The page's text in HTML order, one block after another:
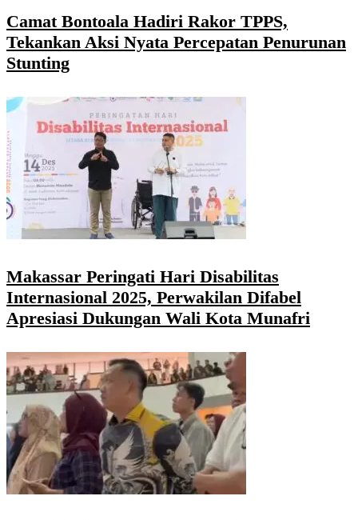
Camat Bontoala Hadiri Rakor TPPS,
Tekankan Aksi Nyata Percepatan Penurunan
Stunting
Makassar Peringati Hari Disabilitas
Internasional 2025, Perwakilan Difabel
Apresiasi Dukungan Wali Kota Munafri